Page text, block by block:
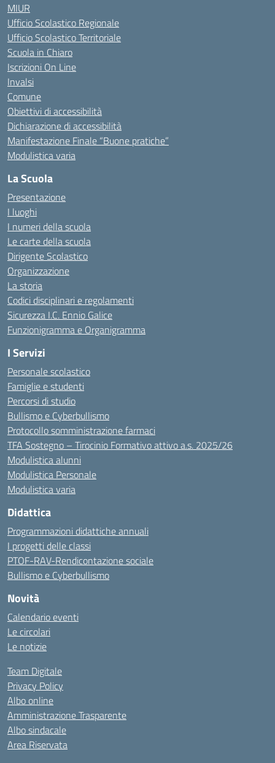
MIUR
Ufficio Scolastico Regionale
Ufficio Scolastico Territoriale
Scuola in Chiaro
Iscrizioni On Line
Invalsi
Comune
Obiettivi di accessibilità
Dichiarazione di accessibilità
Manifestazione Finale “Buone pratiche”
Modulistica varia
La Scuola
Presentazione
I luoghi
I numeri della scuola
Le carte della scuola
Dirigente Scolastico
Organizzazione
La storia
Codici disciplinari e regolamenti
Sicurezza I.C. Ennio Galice
Funzionigramma e Organigramma
I Servizi
Personale scolastico
Famiglie e studenti
Percorsi di studio
Bullismo e Cyberbullismo
Protocollo somministrazione farmaci
TFA Sostegno – Tirocinio Formativo attivo a.s. 2025/26
Modulistica alunni
Modulistica Personale
Modulistica varia
Didattica
Programmazioni didattiche annuali
I progetti delle classi
PTOF-RAV-Rendicontazione sociale
Bullismo e Cyberbullismo
Novità
Calendario eventi
Le circolari
Le notizie
Team Digitale
Privacy Policy
Albo online
Amministrazione Trasparente
Albo sindacale
Area Riservata